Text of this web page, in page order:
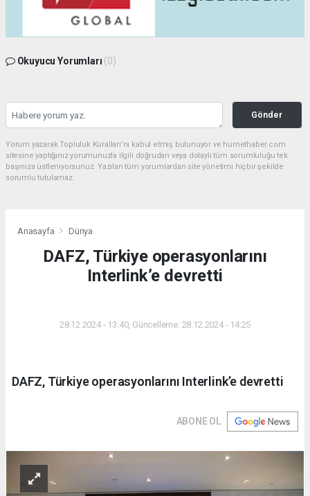
Okuyucu Yorumları (0)
Gönder
Yorum yazarak Topluluk Kuralları’nı kabul etmiş bulunuyor ve hurnethaber.com
sitesine yaptığınız yorumunuzla ilgili doğrudan veya dolaylı tüm sorumluluğu tek
başınıza üstleniyorsunuz. Yazılan tüm yorumlardan site yönetimi hiçbir şekilde
sorumlu tutulamaz.
Anasayfa Dünya
DAFZ, Türkiye operasyonlarını
Interlink’e devretti
28.12.2024 - 13:40, Güncelleme: 28.12.2024 - 14:25
DAFZ, Türkiye operasyonlarını Interlink’e devretti
ABONE OL